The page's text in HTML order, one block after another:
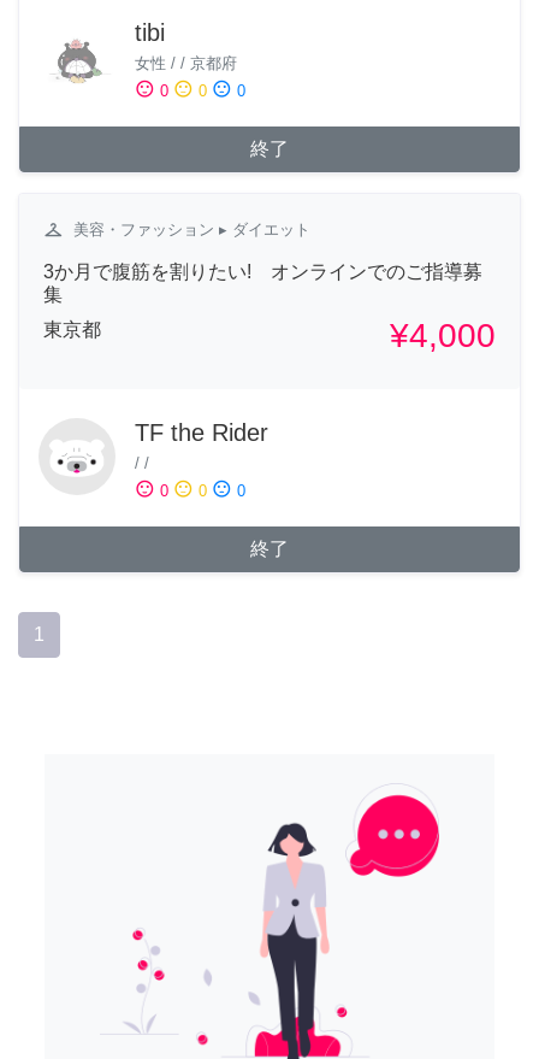
tibi
女性 / / 京都府
sentiment_satisfied 0 sentiment_neutral 0 sentiment_dissatisfied 0
終了
checkroom 美容・ファッション ▸ ダイエット
3か月で腹筋を割りたい! オンラインでのご指導募
集
東京都
¥4,000
TF the Rider
/ /
sentiment_satisfied 0 sentiment_neutral 0 sentiment_dissatisfied 0
終了
1